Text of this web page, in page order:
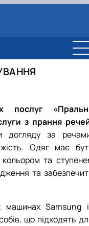
послуг
з прання
догляду за
Одяг має
та
та
машинах Samsung
що підходять